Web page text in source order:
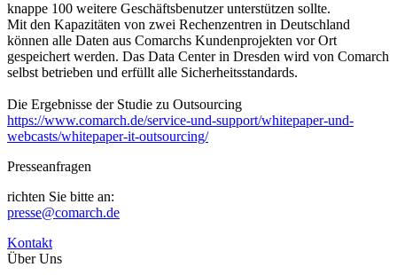
knappe 100 weitere Geschäftsbenutzer unterstützen sollte.
Mit den Kapazitäten von zwei Rechenzentren in Deutschland
können alle Daten aus Comarchs Kundenprojekten vor Ort
gespeichert werden. Das Data Center in Dresden wird von Comarch
selbst betrieben und erfüllt alle Sicherheitsstandards.
Die Ergebnisse der Studie zu Outsourcing
https://www.comarch.de/service-und-support/whitepaper-und-
webcasts/whitepaper-it-outsourcing/
Presseanfragen
richten Sie bitte an:
presse@comarch.de
Kontakt
Über Uns